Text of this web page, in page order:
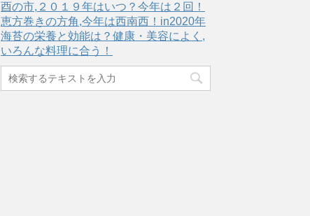
酉の市,２０１９年はいつ？今年は２回！
恵方巻きの方角,今年は西南西！in2020年
海苔の栄養と効能は？健康・美容によく,
いろんな料理に合う！